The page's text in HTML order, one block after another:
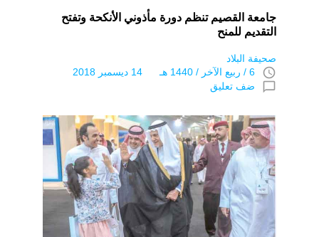
جامعة القصيم تنظم دورة مأذوني الأنكحة وتفتح
التقديم للمنح
صحيفة البلاد
access_time 6 / ربيع الآخر / 1440 هـ 14 ديسمبر 2018
chat_bubble_outline ضف تعليق